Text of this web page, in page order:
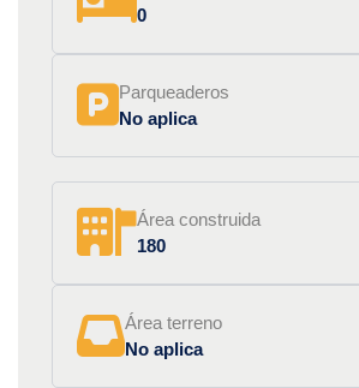
0
Parqueaderos
No aplica
Área construida
180
Área terreno
No aplica